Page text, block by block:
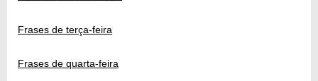
Frases de terça-feira
Frases de quarta-feira